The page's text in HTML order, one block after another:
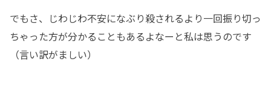
でもさ、じわじわ不安になぶり殺されるより一回振り切っ
ちゃった方が分かることもあるよなーと私は思うのです
（言い訳がましい）